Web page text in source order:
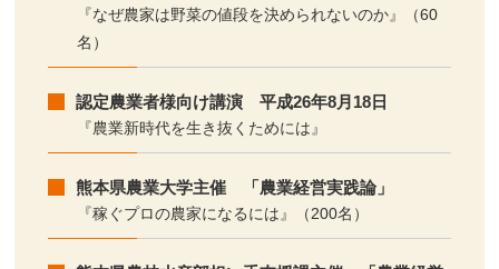
『なぜ農家は野菜の値段を決められないのか』（60
名）
認定農業者様向け講演 平成26年8月18日
『農業新時代を生き抜くためには』
熊本県農業大学主催 「農業経営実践論」
『稼ぐプロの農家になるには』（200名）